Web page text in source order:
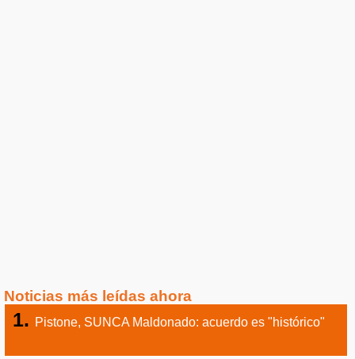
Noticias más leídas ahora
Pistone, SUNCA Maldonado: acuerdo es "histórico"